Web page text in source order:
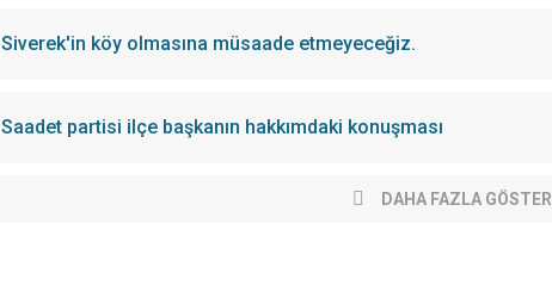
Siverek'in köy olmasına müsaade etmeyeceğiz.
Saadet partisi ilçe başkanın hakkımdaki konuşması
DAHA FAZLA GÖSTER